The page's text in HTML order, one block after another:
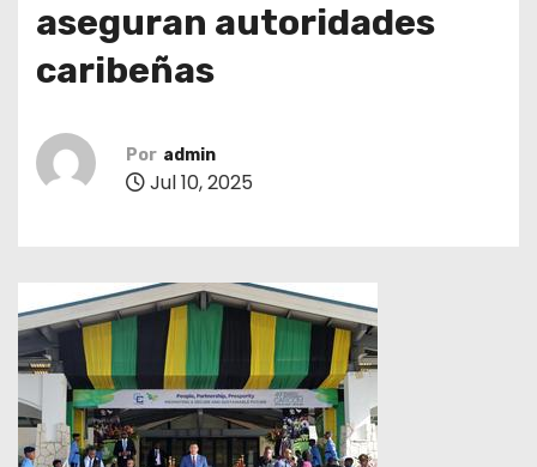
aseguran autoridades
caribeñas
Por admin
Jul 10, 2025